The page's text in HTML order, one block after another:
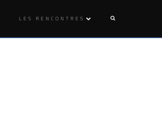
LES RENCONTRES